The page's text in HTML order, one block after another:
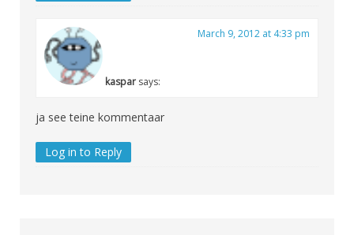
kaspar says:
March 9, 2012 at 4:33 pm
ja see teine kommentaar
Log in to Reply